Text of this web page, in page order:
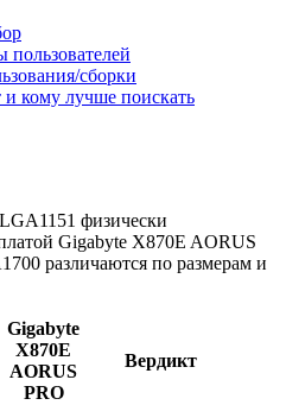
сборки
и кому лучше поискать
физически
Gigabyte X870E AORUS
различаются по размерам и
Gigabyte
X870E
AORUS
PRO
Вердикт